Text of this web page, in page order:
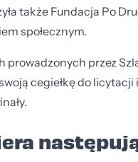
także Fundacja Po
społecznym.
przez
cegiełkę do